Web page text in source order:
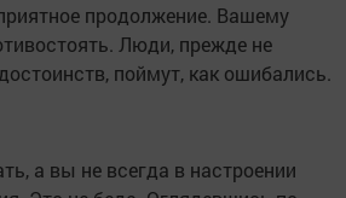
продолжение. Вашему
Люди, прежде не
поймут, как ошибались.
а вы не всегда в настроении